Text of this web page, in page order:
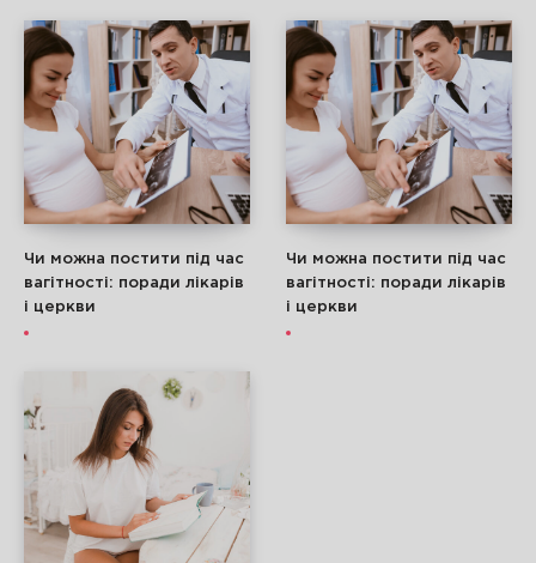
Чи можна постити під час
вагітності: поради лікарів
і церкви
Чи можна постити під час
вагітності: поради лікарів
і церкви